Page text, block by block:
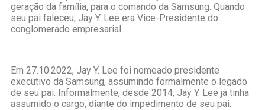
geração da família, para o comando da Samsung. Quando
seu pai faleceu, Jay Y. Lee era Vice-Presidente do
conglomerado empresarial.
Em 27.10.2022, Jay Y. Lee foi nomeado presidente
executivo da Samsung, assumindo formalmente o legado
de seu pai. Informalmente, desde 2014, Jay Y. Lee já tinha
assumido o cargo, diante do impedimento de seu pai.